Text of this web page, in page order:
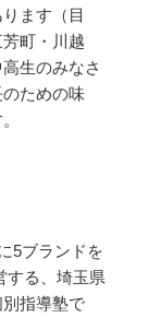
ます（目
町・川越
生のみなさ
ための味
5ブランドを
する、埼玉県
指導塾で